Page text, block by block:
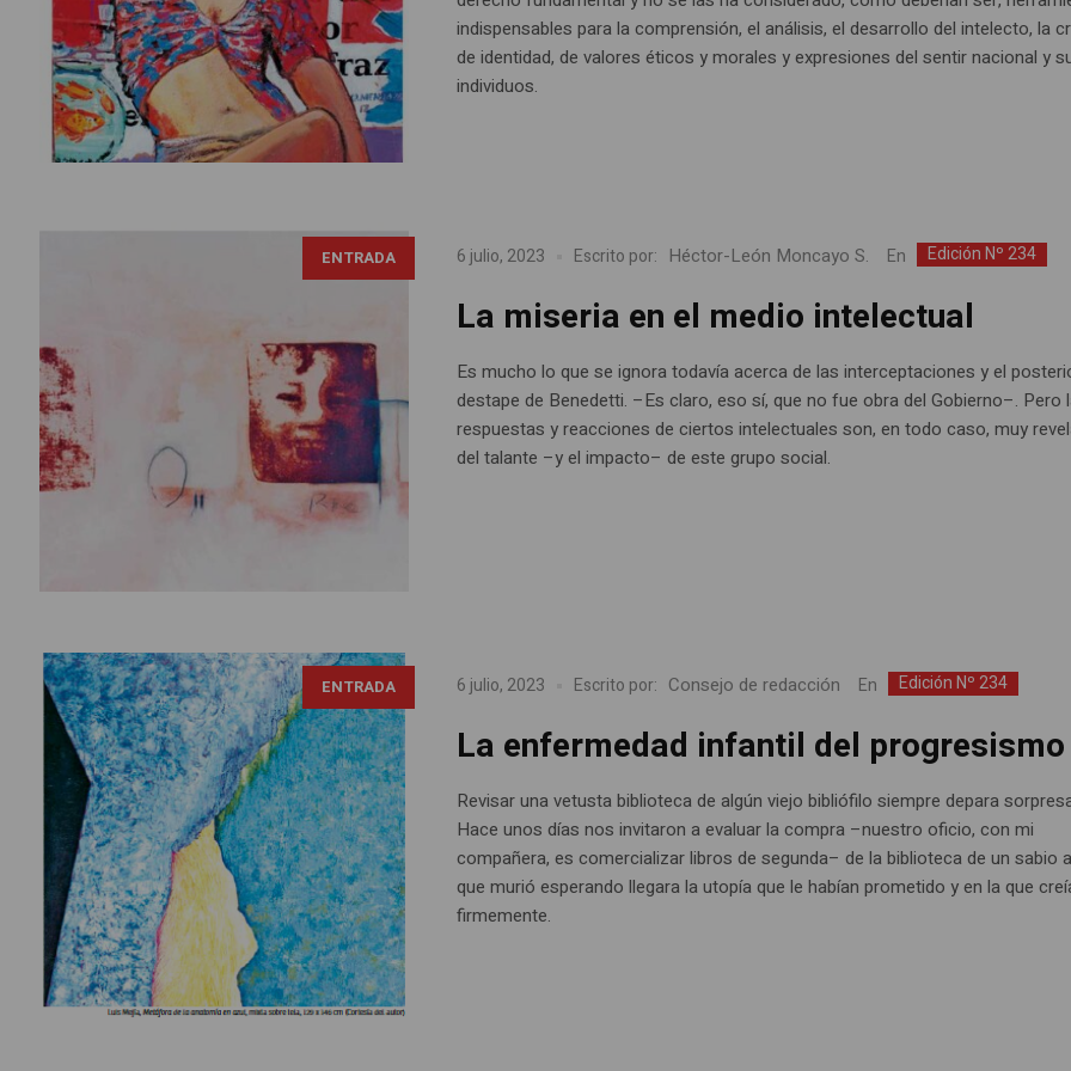
indispensables para la comprensión, el análisis, el desarrollo del intelecto, la
de identidad, de valores éticos y morales y expresiones del sentir nacional y
individuos.
ENTRADA
Edgar Insuaty, detalle Ríe , óleo sobre papel, 50
6 julio, 2023 Escrito por: Héctor-León Moncayo S. En Edición Nº 234
La miseria en el medio intelectual
Es mucho lo que se ignora todavía acerca de las interceptaciones y el
destape de Benedetti. –Es claro, eso sí, que no fue obra del Gobierno–. Pero
respuestas y reacciones de ciertos intelectuales son, en todo caso, muy
del talante –y el impacto– de este grupo social.
ENTRADA 6 julio, 2023 Escrito por: Consejo de redacción En Edición Nº 234
La enfermedad infantil del progresismo
Revisar una vetusta biblioteca de algún viejo bibliófilo siempre depara
Hace unos días nos invitaron a evaluar la compra –nuestro oficio, con mi
compañera, es comercializar libros de segunda– de la biblioteca de un sabio
que murió esperando llegara la utopía que le habían prometido y en la que
firmemente.